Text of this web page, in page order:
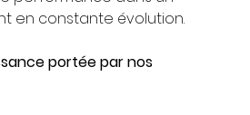
en constante évolution.
portée par nos